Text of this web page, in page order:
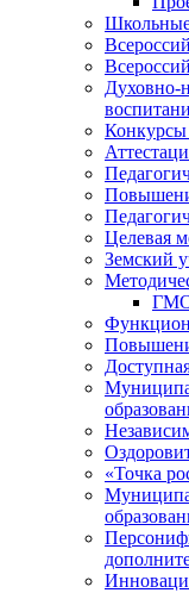
Духовно-
Конкурсы
Целевая
Земский
«Точка